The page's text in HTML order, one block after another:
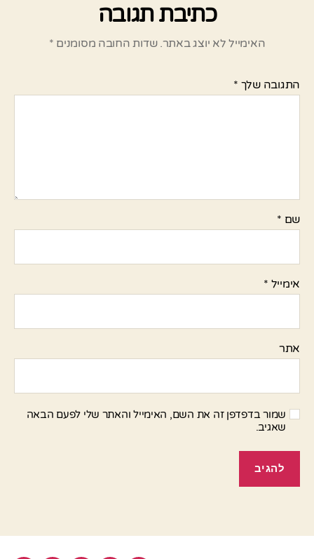
כתיבת תגובה
האימייל לא יוצג באתר. שדות החובה מסומנים *
התגובה שלך *
שם *
אימייל *
אתר
שמור בדפדפן זה את השם, האימייל והאתר שלי לפעם הבאה
שאגיב.